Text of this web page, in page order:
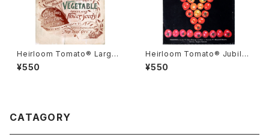
Heirloom Tomato® Large
Golden Yellow エアルーム・ト
マト・ラージ・ゴールデン・イエロ
¥550
Heirloom Tomato® Jubile
e Orange エアルーム・トマト・
ジュビリー・オレンジ
¥550
CATAGORY